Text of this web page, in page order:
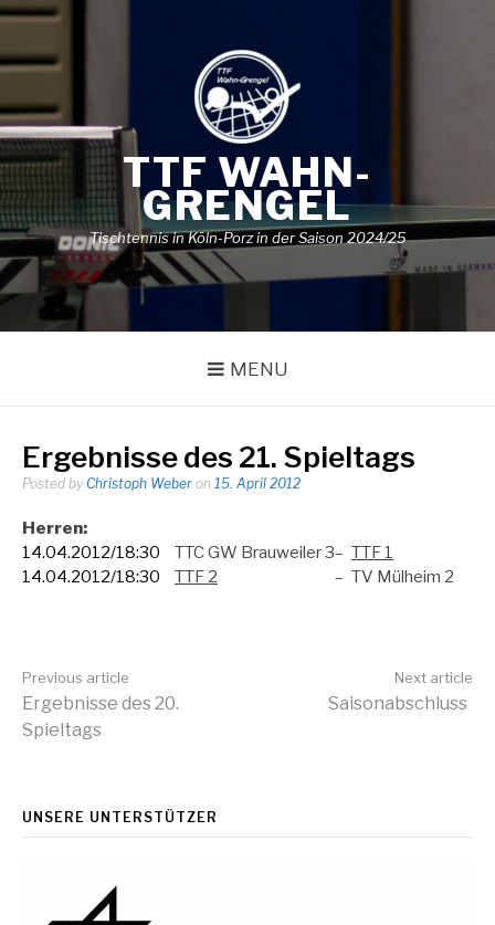
Skip
content
TTF WAHN-
GRENGEL
Tischtennis in Köln-Porz in der Saison 2024/25
MENU
Ergebnisse des 21. Spieltags
Posted by Christoph Weber on 15. April 2012
Herren:
14.04.2012/18:30
TTC GW Brauweiler 3– TTF 1
14.04.2012/18:30
TTF 2 – TV Mülheim 2
Continue
Previous article
Ergebnisse des 20.
Spieltags
Next article
Saisonabschluss
UNSERE UNTERSTÜTZER